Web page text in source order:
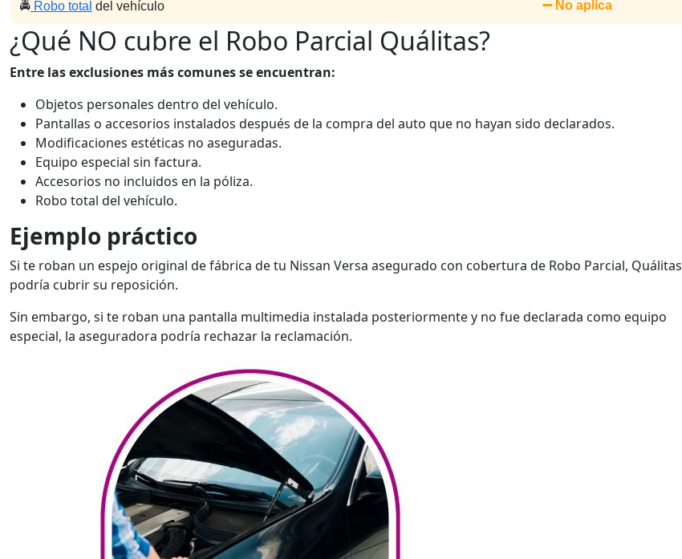
🚔 Robo total del vehículo ➖ No aplica
¿Qué NO cubre el Robo Parcial Quálitas?
Entre las exclusiones más comunes se encuentran:
Objetos personales dentro del vehículo.
Pantallas o accesorios instalados después de la compra del auto que no hayan sido declarados.
Modificaciones estéticas no aseguradas.
Equipo especial sin factura.
Accesorios no incluidos en la póliza.
Robo total del vehículo.
Ejemplo práctico
Si te roban un espejo original de fábrica de tu Nissan Versa asegurado con cobertura de Robo Parcial, Quálitas
podría cubrir su reposición.
Sin embargo, si te roban una pantalla multimedia instalada posteriormente y no fue declarada como equipo
especial, la aseguradora podría rechazar la reclamación.